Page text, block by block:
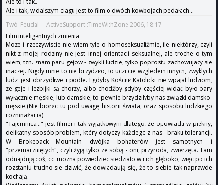
Ale to i tak..
Ale i tak, w dalszym ciagu jest to film o dwóch kowbojach pedałach...
Twój Feudal ---ActiveSupport::TimeWithZone 2006, 18:17
Film inteligentnych zmienia
Moze i rzeczywiscie nie wiem tyle o homoseksualiźmie, ile niektórzy, czyli
nikt z mojej rodziny nie jest innej orientacji seksualnej, ale troche o tym
wiem, tzn. znam paru gejow - zwykli ludzie, tylko poprostu zachowujacy sie
inaczej. Nigdy mnie to nie brzydziło, to uczucie wzgledem innych, zwyklych
ludzi jest obrzydliwe i podłe. I gdyby Kościuł Katolicki nie wpajał ludziom,
ze geje i lezbijki są chorzy, albo chodźby gdyby częściej widać było pary
wyłącznie męskie, lub damskie, to pewnie brzydziłyby nas związki damsko-
męskie.(Nie biorąc tu pod uwagę historii świata, oraz sposobu ludzkiego
rozmnażania)
"Tajemnica..." jest filmem tak wyjątkowym dlatego, że opowiada w piekny,
delikatny sposób problem, który dotyczy każdego z nas - braku tolerancji.
W Brokeback Mountain dwójka bohaterów jest samotnych i
"przemarzniętych", czyli żyją tylko ze sobą - oni, przyroda, zwierzęta. Tam
odnajdują coś, co mozna powiedziec siedziało w nich głęboko, więc po ich
rozstaniu trudno sie dziwić, że dowiadaują się, że to siebie tak naprawde
kochają.